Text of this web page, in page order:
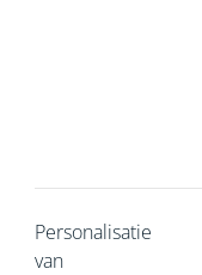
Personalisatie
van